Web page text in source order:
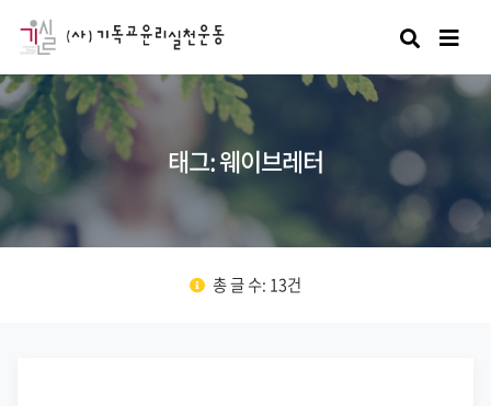
검색
태그: 웨이브레터
총 글 수: 13건